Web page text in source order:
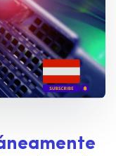
neamente